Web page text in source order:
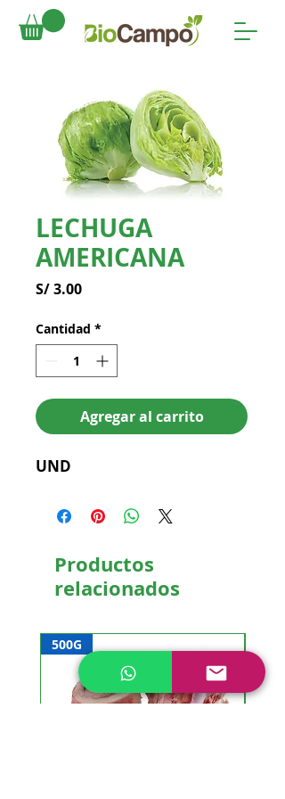
LECHUGA
AMERICANA
S/ 3.00Precio
Cantidad *
Agregar al carrito
UND
Productos
relacionados
500G